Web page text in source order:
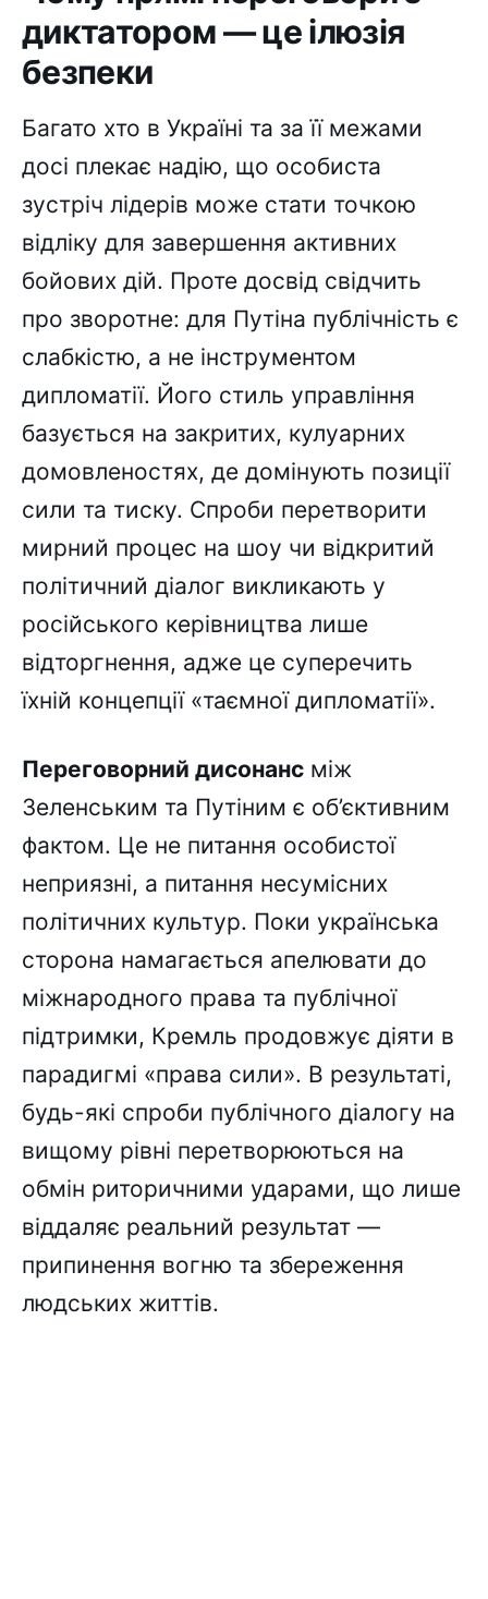
диктатором — це ілюзія
безпеки
Багато хто в Україні та за її межами
досі плекає надію, що особиста
зустріч лідерів може стати точкою
відліку для завершення активних
бойових дій. Проте досвід свідчить
про зворотне: для Путіна публічність є
слабкістю, а не інструментом
дипломатії. Його стиль управління
базується на закритих, кулуарних
домовленостях, де домінують позиції
сили та тиску. Спроби перетворити
мирний процес на шоу чи відкритий
політичний діалог викликають у
російського керівництва лише
відторгнення, адже це суперечить
їхній концепції «таємної дипломатії».
Переговорний дисонанс між
Зеленським та Путіним є об’єктивним
фактом. Це не питання особистої
неприязні, а питання несумісних
політичних культур. Поки українська
сторона намагається апелювати до
міжнародного права та публічної
підтримки, Кремль продовжує діяти в
парадигмі «права сили». В результаті,
будь-які спроби публічного діалогу на
вищому рівні перетворюються на
обмін риторичними ударами, що лише
віддаляє реальний результат —
припинення вогню та збереження
людських життів.